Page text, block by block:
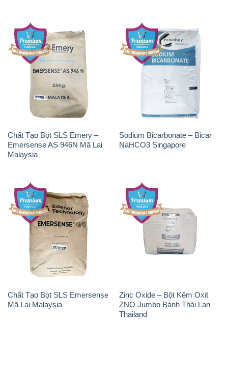
Chất Tạo Bọt SLS Emery –
Emersense AS 946N Mã Lai
Malaysia
Sodium Bicarbonate – Bicar
NaHCO3 Singapore
Chất Tạo Bọt SLS Emersense
Mã Lai Malaysia
Zinc Oxide – Bột Kẽm Oxit
ZNO Jumbo Bành Thái Lan
Thailand